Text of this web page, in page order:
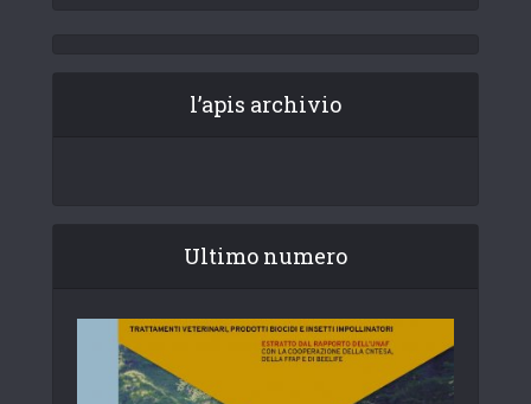
l’apis archivio
Ultimo numero